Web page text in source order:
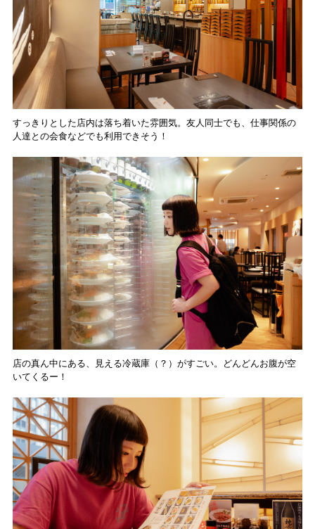
すっきりとした店内は落ち着いた雰囲気。友人同士でも、仕事関係の
人達との会食などでも利用できそう！
店の真ん中にある、見える冷蔵庫（？）がすごい。どんどんお腹が空
いてくるー！